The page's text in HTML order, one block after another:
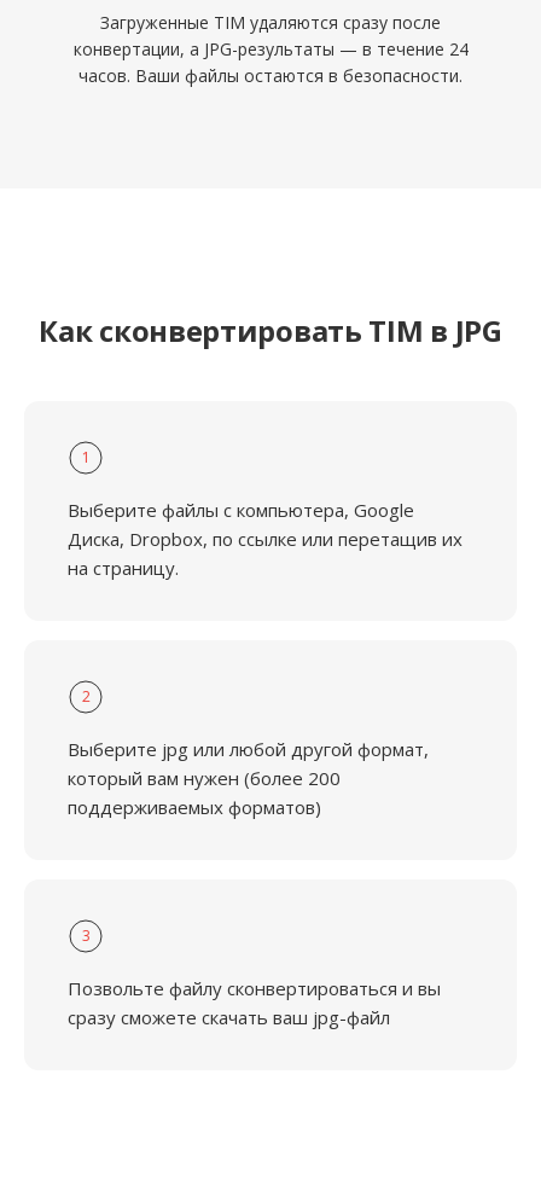
Загруженные TIM удаляются сразу после
конвертации, а JPG-результаты — в течение 24
часов. Ваши файлы остаются в безопасности.
Как сконвертировать TIM в JPG
1
Выберите файлы с компьютера, Google
Диска, Dropbox, по ссылке или перетащив их
на страницу.
2
Выберите jpg или любой другой формат,
который вам нужен (более 200
поддерживаемых форматов)
3
Позвольте файлу сконвертироваться и вы
сразу сможете скачать ваш jpg-файл